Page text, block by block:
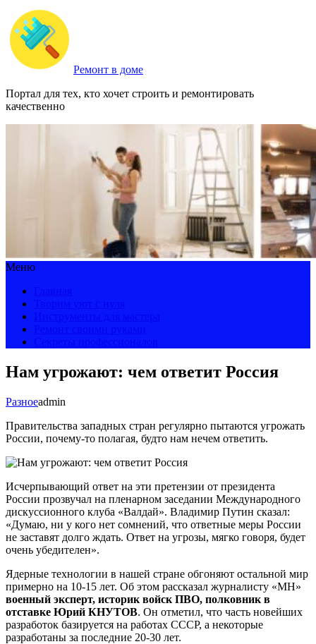
Ремонт в доме
Портал для тех, кто хочет строить и ремонтировать
качественно
Меню
Нам угрожают: чем ответит Россия
Разноеadmin
Правительства западных стран регулярно пытаются угрожать
России, почему-то полагая, будто нам нечем ответить.
Исчерпывающий ответ на эти претензии от президента
России прозвучал на пленарном заседании Международного
дискуссионного клуба «Валдай». Владимир Путин сказал:
«Думаю, ни у кого нет сомнений, что ответные меры России
не заставят долго ждать. Ответ на угрозы, мягко говоря, будет
очень убедителен».
Ядерные технологии в нашей стране обгоняют остальной мир
примерно на 10-15 лет. Об этом рассказал журналисту «МН»
военный эксперт, историк войск ПВО, полковник в
отставке Юрий КНУТОВ. Он отметил, что часть новейших
разработок базируется на работах СССР, а некоторые
разработаны за последние 20-30 лет.